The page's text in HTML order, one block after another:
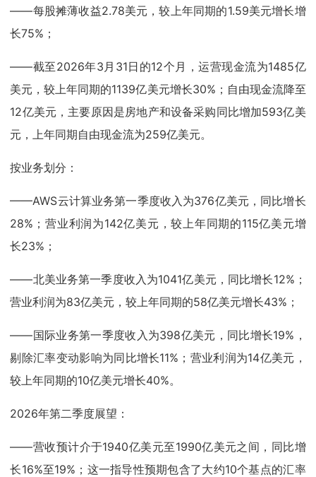
——每股摊薄收益2.78美元，较上年同期的1.59美元增长增
长75%；
——截至2026年3月31日的12个月，运营现金流为1485亿
美元，较上年同期的1139亿美元增长30%；自由现金流降至
12亿美元，主要原因是房地产和设备采购同比增加593亿美
元，上年同期自由现金流为259亿美元。
按业务划分：
——AWS云计算业务第一季度收入为376亿美元，同比增长
28%；营业利润为142亿美元，较上年同期的115亿美元增
长23%；
——北美业务第一季度收入为1041亿美元，同比增长12%；
营业利润为83亿美元，较上年同期的58亿美元增长43%；
——国际业务第一季度收入为398亿美元，同比增长19%，
剔除汇率变动影响为同比增长11%；营业利润为14亿美元，
较上年同期的10亿美元增长40%。
2026年第二季度展望：
——营收预计介于1940亿美元至1990亿美元之间，同比增
长16%至19%；这一指导性预期包含了大约10个基点的汇率